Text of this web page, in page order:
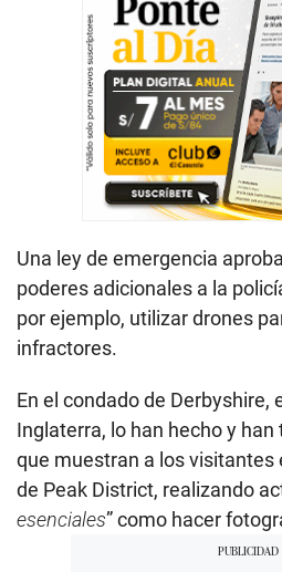
Una ley de emergencia
poderes adicionales a la
por ejemplo, utilizar drones
infractores.
En el condado de Derbyshire,
Inglaterra, lo han hecho y
que muestran a los visitantes
de Peak District, realizando
esenciales” como hacer